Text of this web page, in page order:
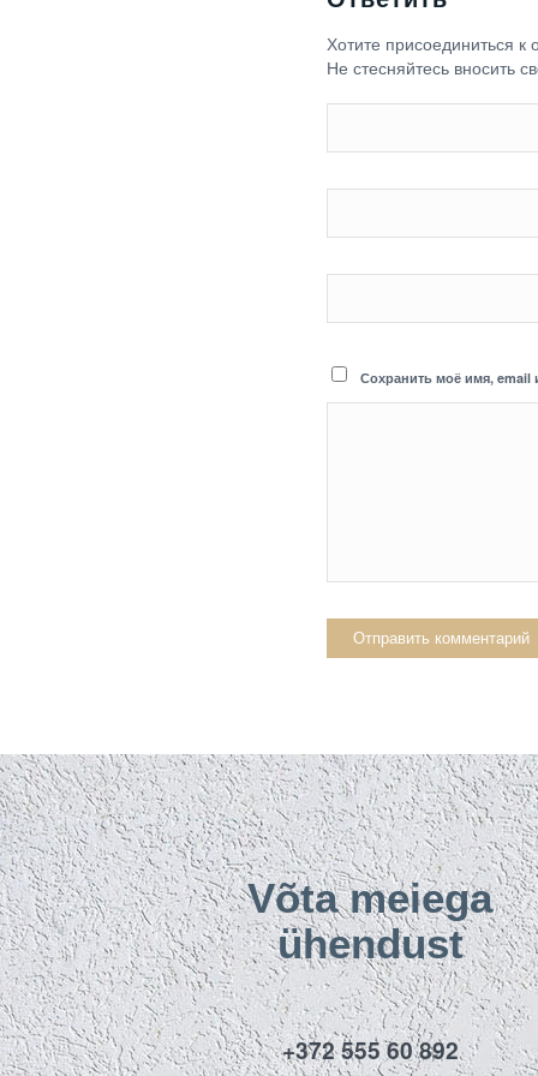
Хотите присоединиться к
Не стесняйтесь вносить
Сохранить моё имя, email
Võta meiega
ühendust
+372 555 60 892